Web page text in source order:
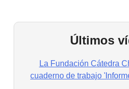
Últimos
La Fundación Cátedra
cuaderno de trabajo